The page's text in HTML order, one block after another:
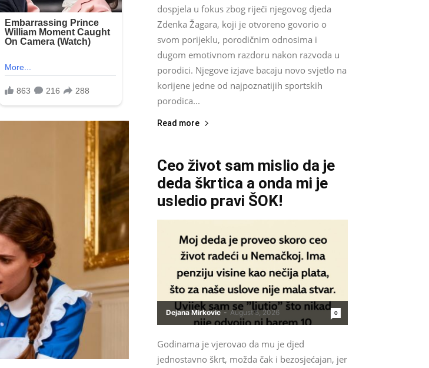
dospjela u fokus zbog riječi njegovog djeda
Zdenka Žagara, koji je otvoreno govorio o
svom porijeklu, porodičnim odnosima i
dugom emotivnom razdoru nakon razvoda u
porodici. Njegove izjave bacaju novo svjetlo na
korijene jedne od najpoznatijih sportskih
porodica...
Read more
Ceo život sam mislio da je
deda škrtica a onda mi je
usledio pravi ŠOK!
Dejana Mirkovic - August 5, 2026 0
Godinama je vjerovao da mu je djed
jednostavno škrt, možda čak i bezosjećajan, jer